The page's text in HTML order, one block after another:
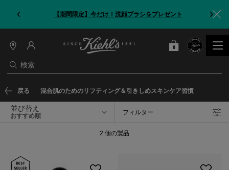
【期間限定】今だけ！洗顔ブラシをプレゼント
検索
店
情
報
カート
0
0 カート内の製品
戻る
混合肌のためのリフティング＆引きしめスキンケア習慣
並び替え フィルター
フィルターメニュー
2 個の製品